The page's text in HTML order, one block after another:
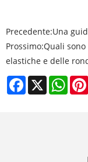
Precedente:Una
Prossimo:Quali
elastiche e delle
Facebook
X